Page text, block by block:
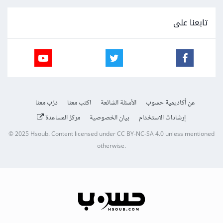
تابعنا على
عن أكاديمية حسوب الأسئلة الشائعة اكتب معنا
درّب معنا
إرشادات الاستخدام
بيان الخصوصية مركز المساعدة
© 2025Hsoub.Content licensed underCC BY-NC-SA 4.0unless mentioned
otherwise.